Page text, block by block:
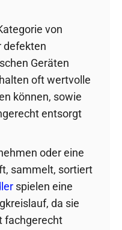
von
defekten
Geräten
oft wertvolle
können, sowie
entsorgt
oder eine
sammelt, sortiert
spielen eine
da sie
fachgerecht